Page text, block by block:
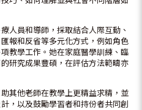
人員和導師，採取結合人際互動、
報和反省等多元化方式，例如角色
教學工作。她在家庭醫學訓練、臨
研究成果豐碩，在評估方法範疇亦
其他老師在教學上更精益求精，並
，以及鼓勵學習者和持份者共同創